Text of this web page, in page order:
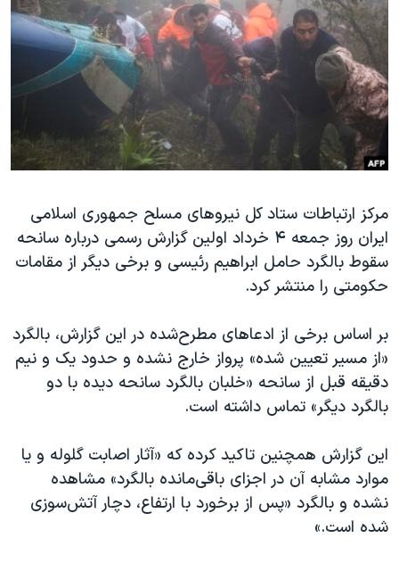
فرهنگ و زندگی
حقوق شهروندی
اقتصادی
علم و فناوری
اسرائیل در جنگ
آرشیو پخش زنده
مستندها
انتخابات ریاست جمهوری آمریکا ۲۰۲۴
حمله جمهوری اسلامی به اسرائیل
رمز مهسا
ورزش زنان در ایران
مجموعه مستندهای دادخواهی
تریبونال مردمی آبان ۹۸
دادگاه حمید نوری
قانون شفافیت دارائی کادر رهبری ایران
اعتراضات مردمی آبان ۹۸
اسرائیل در جنگ
همایش محافظه‌کاران آمریکا «سی‌پک»
صفحه‌های ویژه
سفر پرزیدنت ترامپ به چین
دنبال کنید
زبانهای مختلف
مرکز ارتباطات ستاد کل نیروهای مسلح جمهوری اسلامی
ایران روز جمعه ۴ خرداد اولین گزارش رسمی درباره سانحه
سقوط بالگرد حامل ابراهیم رئیسی و برخی دیگر از مقامات
حکومتی را منتشر کرد.
بر اساس برخی از ادعاهای مطرح‌شده در این گزارش، بالگرد
«از مسیر تعیین شده» پرواز خارج نشده و حدود یک و نیم
دقیقه قبل از سانحه «خلبان بالگرد سانحه دیده با دو
بالگرد دیگر» تماس داشته است.
این گزارش همچنین تاکید کرده که «آثار اصابت گلوله و یا
موارد مشابه آن در اجزای باقی‌مانده بالگرد» مشاهده
نشده و بالگرد «پس از برخورد با ارتفاع، دچار آتش‌سوزی
شده است.»